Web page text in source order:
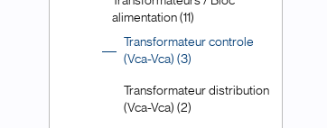
alimentation (11)
Transformateur controle
(Vca-Vca) (3)
Transformateur distribution
(Vca-Vca) (2)